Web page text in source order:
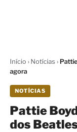
Início› Notícias ›
agora
NOTÍCIAS
Pattie
dos